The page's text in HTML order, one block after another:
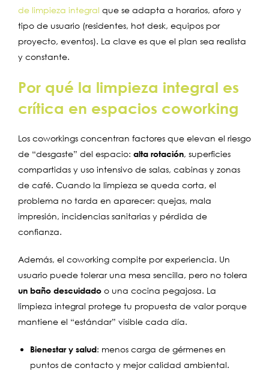
de limpieza integral que se adapta a horarios, aforo y
tipo de usuario (residentes, hot desk, equipos por
proyecto, eventos). La clave es que el plan sea realista
y constante.
Por qué la limpieza integral es
crítica en espacios coworking
Los coworkings concentran factores que elevan el riesgo
de “desgaste” del espacio: alta rotación, superficies
compartidas y uso intensivo de salas, cabinas y zonas
de café. Cuando la limpieza se queda corta, el
problema no tarda en aparecer: quejas, mala
impresión, incidencias sanitarias y pérdida de
confianza.
Además, el coworking compite por experiencia. Un
usuario puede tolerar una mesa sencilla, pero no tolera
un baño descuidado o una cocina pegajosa. La
limpieza integral protege tu propuesta de valor porque
mantiene el “estándar” visible cada día.
Bienestar y salud: menos carga de gérmenes en
puntos de contacto y mejor calidad ambiental.